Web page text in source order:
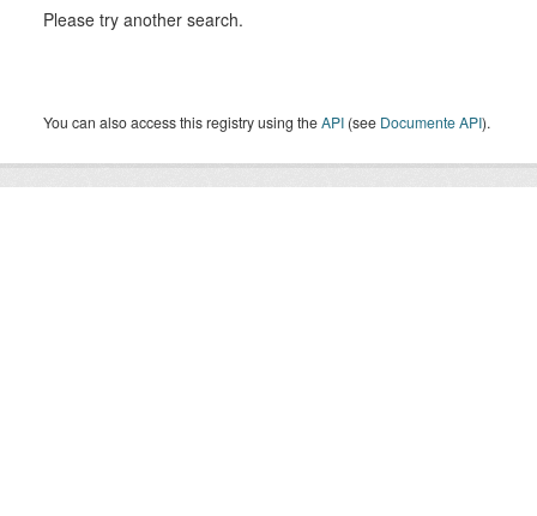
Please try another search.
You can also access this registry using theAPI (see Documente API).